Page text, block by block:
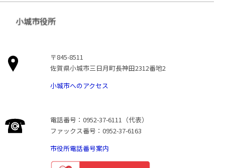
小城市役所
〒845-8511
佐賀県小城市三日月町長神田2312番地2
小城市へのアクセス
電話番号：0952-37-6111（代表）
ファックス番号：0952-37-6163
市役所電話番号案内